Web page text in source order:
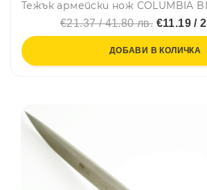
€21.37 / 41.80 лв.€11.19 /
ДОБАВИ В КОЛИЧКА